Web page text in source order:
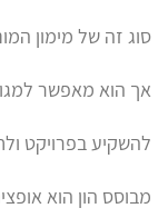
סוג זה של מימון
אך הוא מאפשר
להשקיע בפרויקט
מבוסס הון הוא